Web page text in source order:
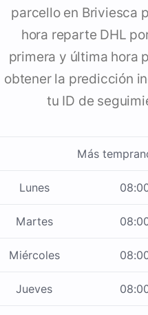
parcello en Briviesca
hora reparte DHL
primera y última hora
obtener la predicción
tu ID de
Más
Lunes
Martes
Miércoles
Jueves